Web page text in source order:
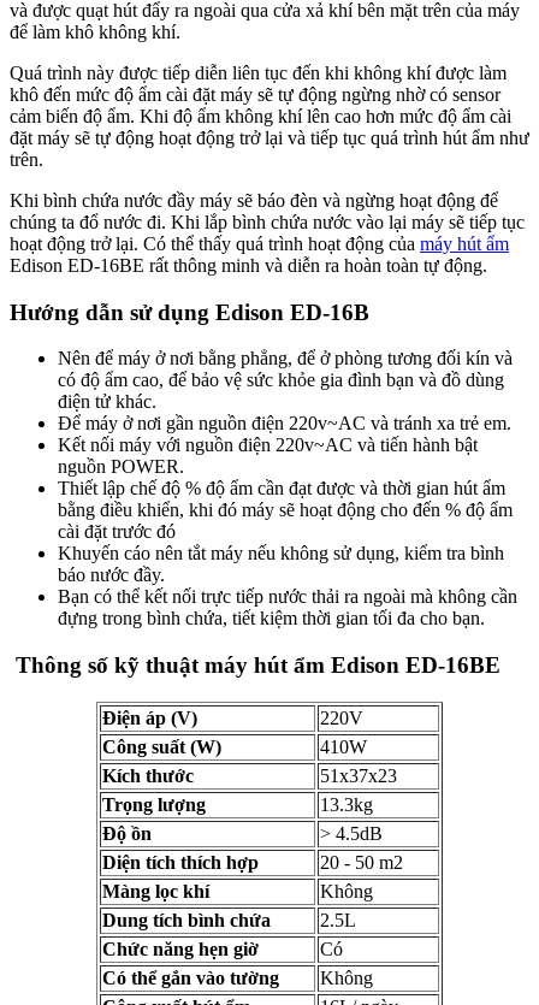
và được quạt hút đẩy ra ngoài qua cửa xả khí bên mặt trên của máy
để làm khô không khí.
Quá trình này được tiếp diễn liên tục đến khi không khí được làm
khô đến mức độ ẩm cài đặt máy sẽ tự động ngừng nhờ có sensor
cảm biến độ ẩm. Khi độ ẩm không khí lên cao hơn mức độ ẩm cài
đặt máy sẽ tự động hoạt động trở lại và tiếp tục quá trình hút ẩm như
trên.
Khi bình chứa nước đầy máy sẽ báo đèn và ngừng hoạt động để
chúng ta đổ nước đi. Khi lắp bình chứa nước vào lại máy sẽ tiếp tục
hoạt động trở lại. Có thể thấy quá trình hoạt động của máy hút ẩm
Edison ED-16BE rất thông minh và diễn ra hoàn toàn tự động.
Hướng dẫn sử dụng Edison ED-16B
Nên để máy ở nơi bằng phẳng, để ở phòng tương đối kín và
có độ ẩm cao, để bảo vệ sức khỏe gia đình bạn và đồ dùng
điện tử khác.
Để máy ở nơi gần nguồn điện 220v~AC và tránh xa trẻ em.
Kết nối máy với nguồn điện 220v~AC và tiến hành bật
nguồn POWER.
Thiết lập chế độ % độ ẩm cần đạt được và thời gian hút ẩm
bằng điều khiển, khi đó máy sẽ hoạt động cho đến % độ ẩm
cài đặt trước đó
Khuyến cáo nên tắt máy nếu không sử dụng, kiểm tra bình
báo nước đầy.
Bạn có thể kết nối trực tiếp nước thải ra ngoài mà không cần
đựng trong bình chứa, tiết kiệm thời gian tối đa cho bạn.
Thông số kỹ thuật máy hút ẩm Edison ED-16BE
Điện áp (V)
220V
Công suất (W)
410W
Kích thước
51x37x23
Trọng lượng
13.3kg
Độ ồn
> 4.5dB
Diện tích thích hợp
20 - 50 m2
Màng lọc khí
Không
Dung tích bình chứa
2.5L
Chức năng hẹn giờ
Có
Có thể gắn vào tường
Không